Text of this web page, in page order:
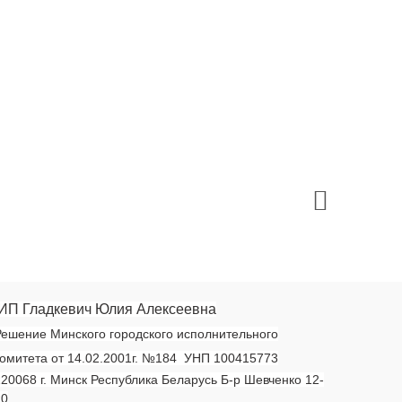
ИП Гладкевич Юлия Алексеевна
Минского городского исполнительного
от 14.02.2001г. №184 УНП 100415773
г. Минск Республика Беларусь Б-р Шевченко 12-